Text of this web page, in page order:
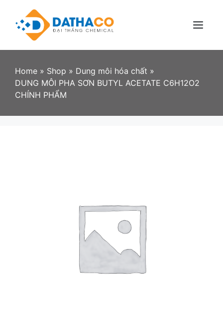
content
Menu
Home » Shop » Dung môi hóa chất »
DUNG MÔI PHA SƠN BUTYL ACETATE C6H12O2
CHÍNH PHẨM